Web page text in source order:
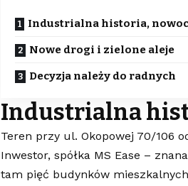
Industrialna historia,
Nowe drogi i zielone aleje
Decyzja należy do radnych
Industrialna
Teren przy ul. Okopowej 70/106
Inwestor, spółka MS Ease –
tam pięć budynków